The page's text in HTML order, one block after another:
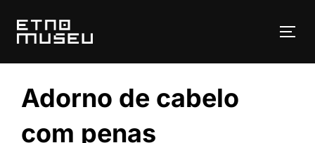
para
Adorno de cabelo
com penas